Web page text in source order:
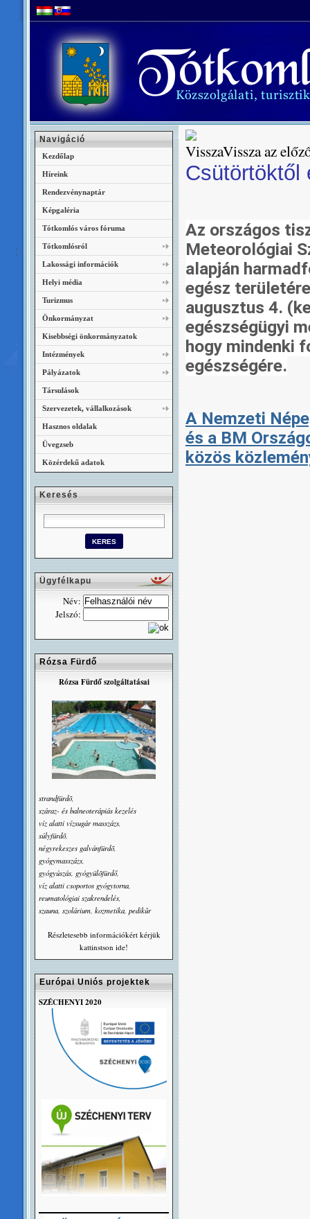
Vissza az
Csütörtöktől
Az országos
Meteorológiai
alapján
egész
augusztus 4.
egészségügyi
hogy mindenki
egészségére.
A Nemzeti
és a BM
közös
Navigáció
Kezdőlap
Híreink
Rendezvénynaptár
Képgaléria
Tótkomlós város fóruma
Tótkomlósról
Lakossági információk
Helyi média
Turizmus
Önkormányzat
Kisebbségi önkormányzatok
Intézmények
Pályázatok
Társulások
Szervezetek, vállalkozások
Hasznos oldalak
Üvegzseb
Közérdekű adatok
Keresés
Ügyfélkapu
Név:
Jelszó:
Rózsa Fürdő
Rózsa Fürdő szolgáltatásai
strandfürdõ,
száraz- és balneoterápiás kezelés
víz alatti vízsugár masszázs,
súlyfürdõ,
négyrekeszes galvánfürdõ,
gyógymasszázs,
gyógyúszás, gyógyülõfürdő,
víz alatti csoportos gyógytorna,
reumatológiai szakrendelés,
szauna, szolárium, kozmetika, pedikûr
Részletesebb információkért kérjük
kattinstson ide!
Európai Uniós projektek
SZÉCHENYI 2020